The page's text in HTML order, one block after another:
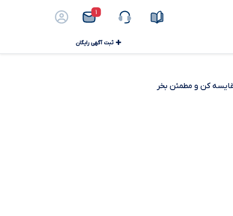
۱
ثبت آگهی رایگان
مقایسه کن و مطمئن بخر